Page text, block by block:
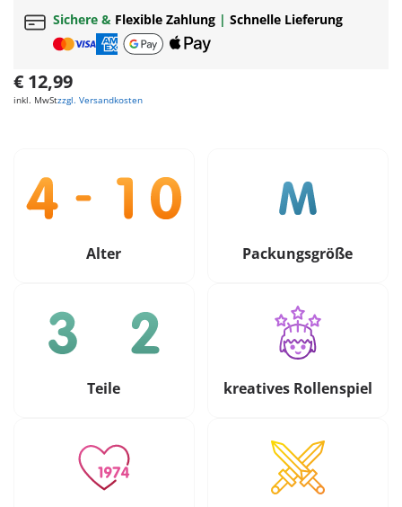
Sichere & Flexible Zahlung | Schnelle Lieferung
€ 12,99
inkl. MwStzzgl. Versandkosten
Alter Packungsgröße
Teile kreatives Rollenspiel